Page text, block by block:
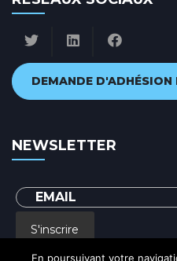
DEMANDE D'ADHÉSION
NEWSLETTER
S'inscrire
En poursuivant votre